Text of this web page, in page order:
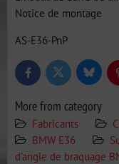
Notice de montage
AS-E36-PnP
FacebookTwitter Bluesky
More from category
Fabricants
BMW E36
d'angle de braquage